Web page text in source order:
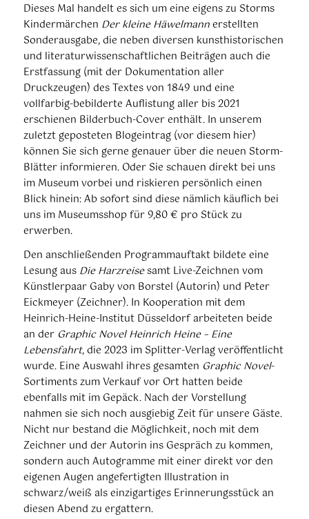
Dieses Mal handelt es sich um eine eigens zu Storms
Kindermärchen Der kleine Häwelmannerstellten
Sonderausgabe, die neben diversen kunsthistorischen
und literaturwissenschaftlichen Beiträgen auch die
Erstfassung (mit der Dokumentation aller
Druckzeugen) des Textes von 1849 und eine
vollfarbig-bebilderte Auflistung aller bis 2021
erschienen Bilderbuch-Cover enthält. In unserem
zuletzt geposteten Blogeintrag (vor diesem hier)
können Sie sich gerne genauer über die neuen Storm-
Blätter informieren. Oder Sie schauen direkt bei uns
im Museum vorbei und riskieren persönlich einen
Blick hinein: Ab sofort sind diese nämlich käuflich bei
uns im Museumsshop für 9,80 € pro Stück zu
erwerben.
Den anschließenden Programmauftakt bildete eine
Lesung aus Die Harzreisesamt Live-Zeichnen vom
Künstlerpaar Gaby von Borstel (Autorin) und Peter
Eickmeyer (Zeichner). In Kooperation mit dem
Heinrich-Heine-Institut Düsseldorf arbeiteten beide
an der Graphic Novel Heinrich Heine – Eine
Lebensfahrt, die 2023 im Splitter-Verlag veröffentlicht
wurde. Eine Auswahl ihres gesamten Graphic Novel-
Sortiments zum Verkauf vor Ort hatten beide
ebenfalls mit im Gepäck. Nach der Vorstellung
nahmen sie sich noch ausgiebig Zeit für unsere Gäste.
Nicht nur bestand die Möglichkeit, noch mit dem
Zeichner und der Autorin ins Gespräch zu kommen,
sondern auch Autogramme mit einer direkt vor den
eigenen Augen angefertigten Illustration in
schwarz/weiß als einzigartiges Erinnerungsstück an
diesen Abend zu ergattern.